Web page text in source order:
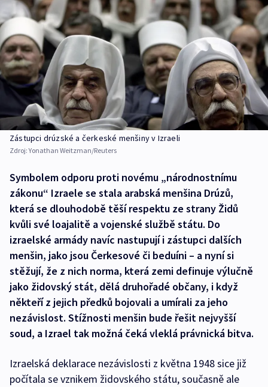
Zástupci drúzské a čerkeské menšiny v Izraeli
Zdroj:Yonathan Weitzman/Reuters
Symbolem odporu proti novému „národnostnímu
zákonu“ Izraele se stala arabská menšina Drúzů,
která se dlouhodobě těší respektu ze strany Židů
kvůli své loajalitě a vojenské službě státu. Do
izraelské armády navíc nastupují i zástupci dalších
menšin, jako jsou Čerkesové či beduíni – a nyní si
stěžují, že z nich norma, která zemi definuje výlučně
jako židovský stát, dělá druhořadé občany, i když
někteří z jejich předků bojovali a umírali za jeho
nezávislost. Stížnosti menšin bude řešit nejvyšší
soud, a Izrael tak možná čeká vleklá právnická bitva.
Izraelská deklarace nezávislosti z května 1948 sice již
počítala se vznikem židovského státu, současně ale